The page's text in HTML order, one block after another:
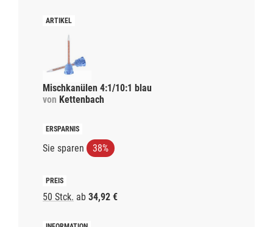
Mischkanülen 4:1/10:1 blau
von Kettenbach
Sie sparen 38%
50 Stck. ab 34,92 €